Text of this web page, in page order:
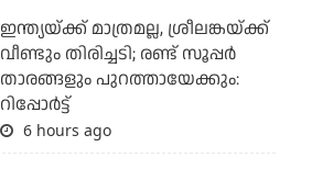
ഇന്ത്യയ്ക്ക് മാത്രമല്ല, ശ്രീലങ്കയ്ക്ക്
വീണ്ടും തിരിച്ചടി; രണ്ട് സൂപ്പര്‍
താരങ്ങളും പുറത്തായേക്കും:
റിപ്പോര്‍ട്ട്
6 hours ago